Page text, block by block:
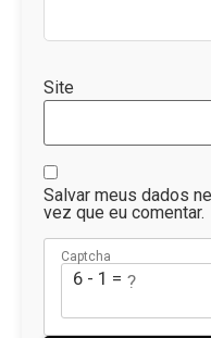
Site
Salvar meus dados
vez que eu comentar.
Captcha
6 - 1 = ?